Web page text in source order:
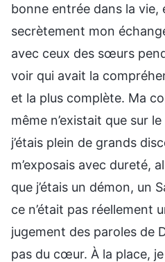
bonne entrée dans la vie,
secrètement mon
avec ceux des sœurs
voir qui avait la
et la plus complète. Ma
même n’existait que sur
j’étais plein de grands
m’exposais avec dureté,
que j’étais un démon, un
ce n’était pas réellement
jugement des paroles de
pas du cœur. À la place,